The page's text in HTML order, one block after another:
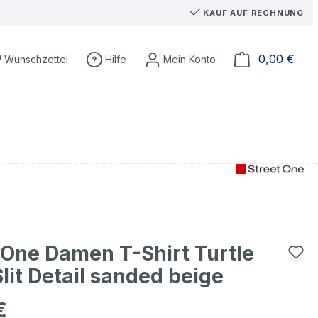
KAUF AUF RECHNUNG
Du hast 0 Produkte auf dem Merkzettel
Wunschzettel Hilfe 0,00 €
Damen T-Shirt Turtle
Detail sanded beige